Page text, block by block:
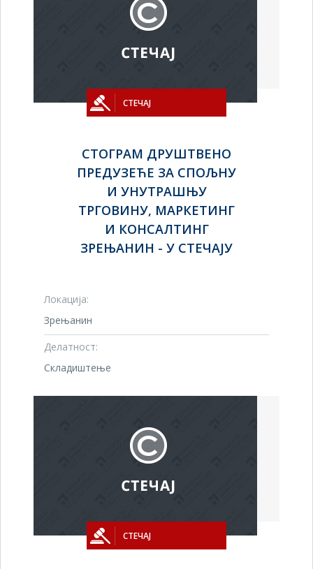
СТЕЧАЈ
СТОГРАМ ДРУШТВЕНО
ПРЕДУЗЕЋЕ ЗА СПОЉНУ
И УНУТРАШЊУ
ТРГОВИНУ, МАРКЕТИНГ
И КОНСАЛТИНГ
ЗРЕЊАНИН - У СТЕЧАЈУ
Локација:
Зрењанин
Делатност:
Складиштење
СТЕЧАЈ